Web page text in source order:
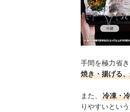
手間を極力省
焼き・揚げる
また、 冷凍・
りやすいとい